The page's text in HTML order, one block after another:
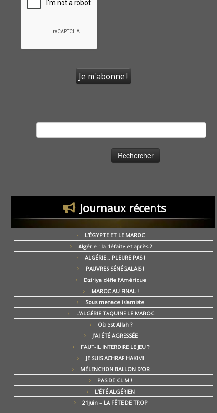
Journaux récents
L’ÉGYPTE ET LE MAROC
Algérie : la défaite et après ?
ALGÉRIE… PLEURE PAS !
PAUVRES SÉNÉGALAIS !
Dziriya défie l’Amérique
MAROC AU FINAL !
Sous menace islamiste
L’ALGÉRIE TAQUINE LE MAROC
Où est Allah ?
J’AI ÉTÉ AGRESSÉE
FAUT-IL INTERDIRE LE JEU ?
JE SUIS ACHRAF HAKIMI
MÉLENCHON BALLON D’OR
PAS DE CLIM !
L’ÉTÉ ALGÉRIEN
21juin – LA FÊTE DE TROP